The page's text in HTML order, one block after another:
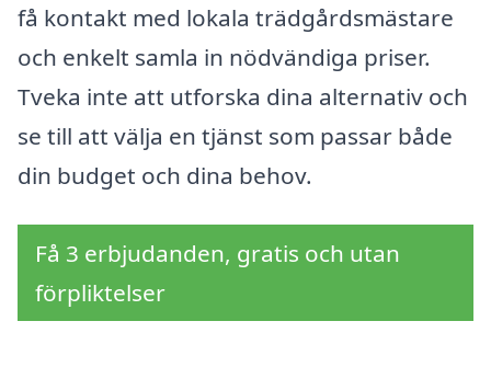
få kontakt med lokala trädgårdsmästare
och enkelt samla in nödvändiga priser.
Tveka inte att utforska dina alternativ och
se till att välja en tjänst som passar både
din budget och dina behov.
Få 3 erbjudanden, gratis och utan
förpliktelser